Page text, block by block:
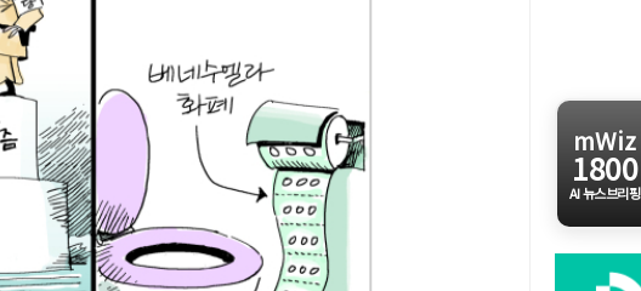
mWiz
1800
AI 뉴스브리핑